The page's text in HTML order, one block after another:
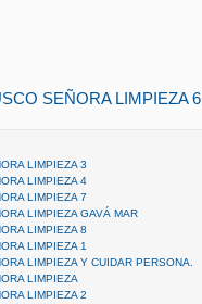
SEÑORA LIMPIEZA 6
LIMPIEZA 3
LIMPIEZA 4
LIMPIEZA 7
LIMPIEZA GAVÁ MAR
LIMPIEZA 8
LIMPIEZA 1
LIMPIEZA Y CUIDAR PERSONA.
LIMPIEZA
LIMPIEZA 2